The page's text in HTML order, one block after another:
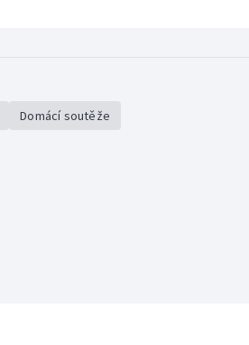
Domácí soutěže